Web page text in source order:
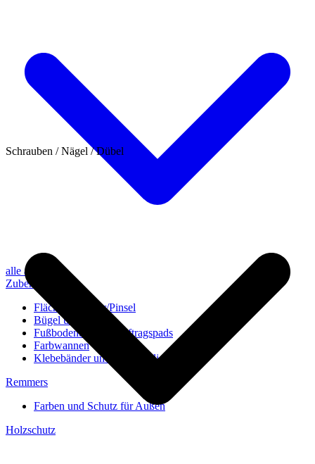
alle anzeigen
Zubehör
Flächenstreicher/Pinsel
Bügel und Rollen
Fußbodenbürsten/Auftragspads
Farbwannen
Klebebänder und Abdeckvlies
Remmers
Farben und Schutz für Außen
Holzschutz
Schrauben / Nägel / Dübel